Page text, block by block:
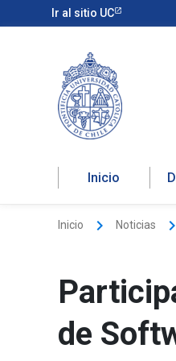
Ir al sitio UC
al
Inicio
Inicio Noticias
de